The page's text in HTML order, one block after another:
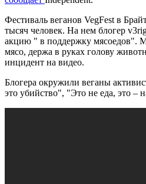
Фестиваль веганов VegFest в
тысяч человек. На нем блогер
акцию " в поддержку мясоедов".
мясо, держа в руках голову
инцидент на видео.
Блогера окружили веганы
это убийство", "Это не еда, это –